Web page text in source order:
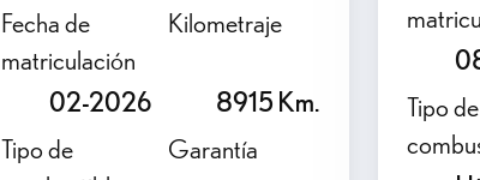
Fecha de
matriculación
02-2026
Kilometraje
8915 Km.
Tipo de
Garantía
Tipo de